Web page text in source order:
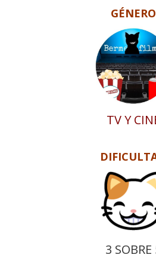
GÉNERO
TV Y
3 SOBRE